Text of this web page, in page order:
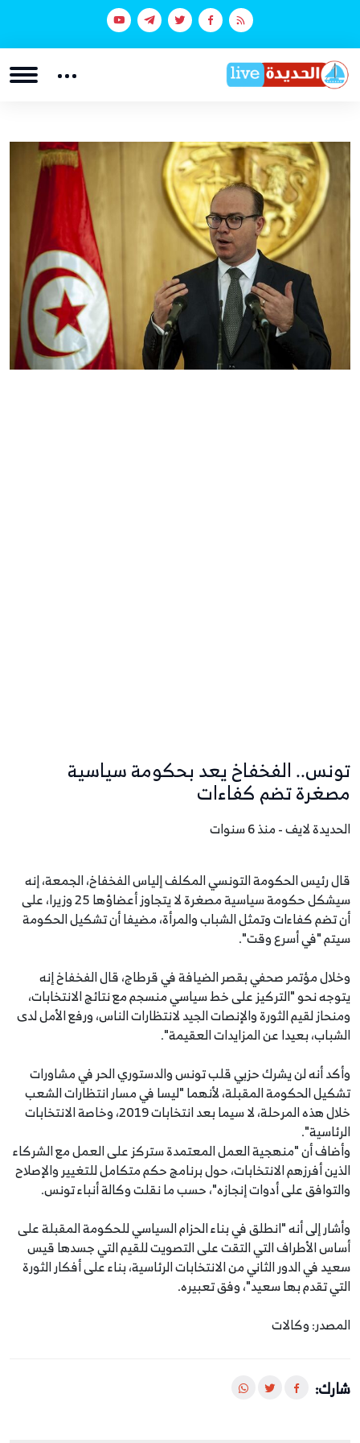
تونس.. الفخفاخ يعد بحكومة سياسية
مصغرة تضم كفاءات
الحديدة لايف - منذ 6 سنوات
قال رئيس الحكومة التونسي المكلف إلياس الفخفاخ، الجمعة، إنه
سيشكل حكومة سياسية مصغرة لا يتجاوز أعضاؤها 25 وزيرا، على
أن تضم كفاءات وتمثل الشباب والمرأة، مضيفا أن تشكيل الحكومة
سيتم "في أسرع وقت".
وخلال مؤتمر صحفي بقصر الضيافة في قرطاج، قال الفخفاخ إنه
يتوجه نحو "التركيز على خط سياسي منسجم مع نتائج الانتخابات،
ومنحاز لقيم الثورة والإنصات الجيد لانتظارات الناس، ورفع الأمل لدى
الشباب، بعيدا عن المزايدات العقيمة".
وأكد أنه لن يشرك حزبي قلب تونس والدستوري الحر في مشاورات
تشكيل الحكومة المقبلة، لأنهما "ليسا في مسار انتظارات الشعب
خلال هذه المرحلة، لا سيما بعد انتخابات 2019، وخاصة الانتخابات
الرئاسية".
وأضاف أن "منهجية العمل المعتمدة ستركز على العمل مع الشركاء
الذين أفرزهم الانتخابات، حول برنامج حكم متكامل للتغيير والإصلاح
والتوافق على أدوات إنجازه"، حسب ما نقلت وكالة أنباء تونس.
وأشار إلى أنه "انطلق في بناء الحزام السياسي للحكومة المقبلة على
أساس الأطراف التي التقت على التصويت للقيم التي جسدها قيس
سعيد في الدور الثاني من الانتخابات الرئاسية، بناء على أفكار الثورة
التي تقدم بها سعيد"، وفق تعبيره.
المصدر: وكالات
شارك: